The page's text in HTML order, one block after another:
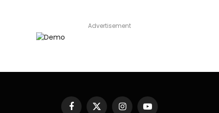
Advertisement
Facebook
X InstagramYouTube